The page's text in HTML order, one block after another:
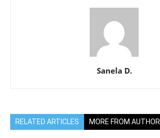
Sanela D.
RELATED ARTICLES MORE FROM AUTHOR